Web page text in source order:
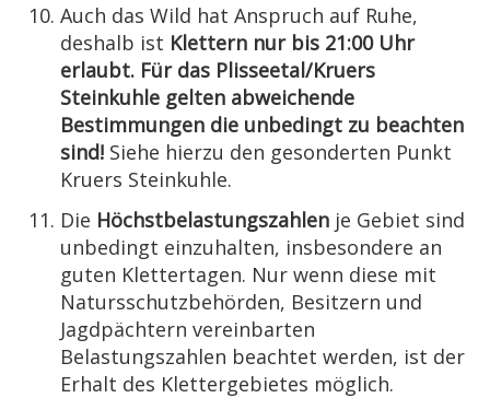
Auch das Wild hat Anspruch auf Ruhe,
deshalb ist Klettern nur bis 21:00 Uhr
erlaubt. Für das Plisseetal/Kruers
Steinkuhle gelten abweichende
Bestimmungen die unbedingt zu beachten
sind! Siehe hierzu den gesonderten Punkt
Kruers Steinkuhle.
Die Höchstbelastungszahlen je Gebiet sind
unbedingt einzuhalten, insbesondere an
guten Klettertagen. Nur wenn diese mit
Natursschutzbehörden, Besitzern und
Jagdpächtern vereinbarten
Belastungszahlen beachtet werden, ist der
Erhalt des Klettergebietes möglich.